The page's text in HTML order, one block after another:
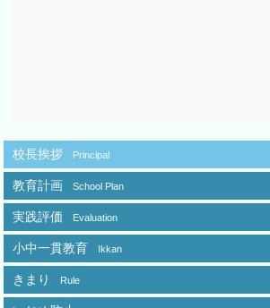
校長挨拶 Principal
教育計画 School Plan
実践評価 Evaluation
小中一貫教育 Ikkan
きまり Rule